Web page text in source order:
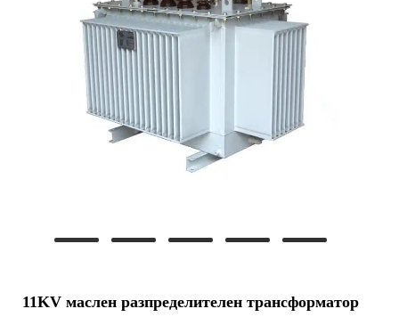
11KV маслен разпределителен трансформатор